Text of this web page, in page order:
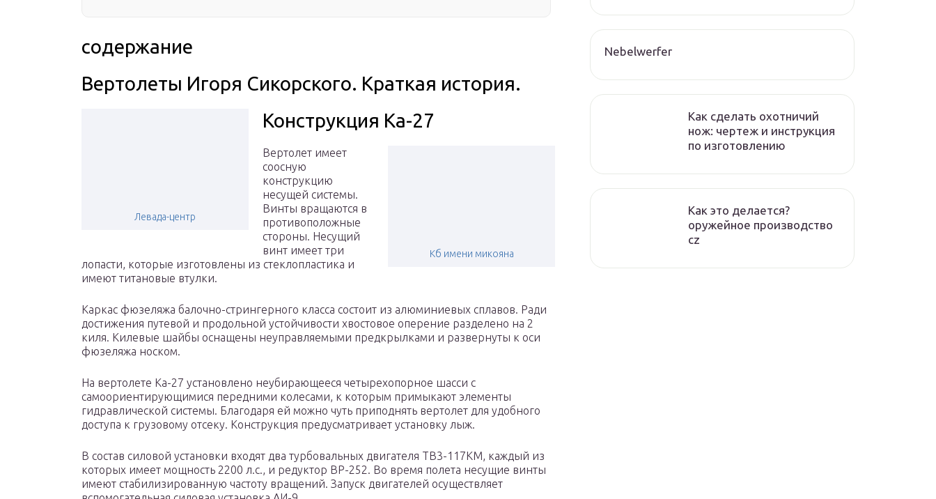
содержание
Вертолеты Игоря Сикорского. Краткая история.
Левада-центр
Конструкция Ка-27
Кб имени микояна
Вертолет имеет
соосную
конструкцию
несущей системы.
Винты вращаются в
противоположные
стороны. Несущий
винт имеет три
лопасти, которые изготовлены из стеклопластика и
имеют титановые втулки.
Каркас фюзеляжа балочно-стрингерного класса состоит из алюминиевых сплавов. Ради
достижения путевой и продольной устойчивости хвостовое оперение разделено на 2
киля. Килевые шайбы оснащены неуправляемыми предкрылками и развернуты к оси
фюзеляжа носком.
На вертолете Ка-27 установлено неубирающееся четырехопорное шасси с
самоориентирующимися передними колесами, к которым примыкают элементы
гидравлической системы. Благодаря ей можно чуть приподнять вертолет для удобного
доступа к грузовому отсеку. Конструкция предусматривает установку лыж.
В состав силовой установки входят два турбовальных двигателя ТВ3-117КМ, каждый из
которых имеет мощность 2200 л.с., и редуктор ВР-252. Во время полета несущие винты
имеют стабилизированную частоту вращений. Запуск двигателей осуществляет
Nebelwerfer
Как сделать охотничий
нож: чертеж и инструкция
по изготовлению
Как это делается?
оружейное производство
cz